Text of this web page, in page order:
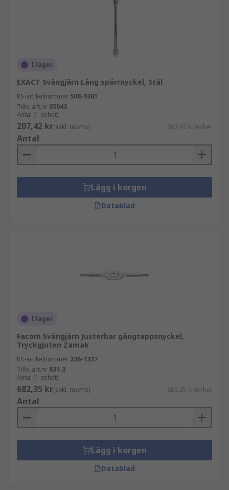
I lager
EXACT Svängjärn Lång spärrnyckel, Stål
RS-artikelnummer 508-9301
Tillv. art.nr 05043
Antal (1 enhet)
207,42 kr(exkl. moms) 207,42 kr/enhet
Antal
Lägg i korgen
Datablad
I lager
Facom Svängjärn Justerbar gängtappsnyckel,
Tryckgjuten Zamak
RS-artikelnummer 236-1327
Tillv. art.nr 831.3
Antal (1 enhet)
682,35 kr(exkl. moms) 682,35 kr/enhet
Antal
Lägg i korgen
Datablad